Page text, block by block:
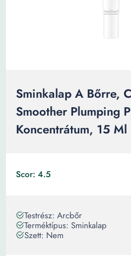
Sminkalap A Bőrre,
Smoother Plumping
Koncentrátum, 15 Ml
Scor: 4.5
Testrész: Arcbőr
Terméktípus: Sminkalap
Szett: Nem